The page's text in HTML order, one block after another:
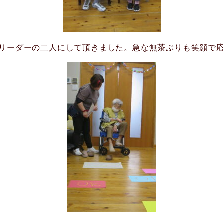
ーダーの二人にして頂きました。急な無茶ぶりも笑顔で